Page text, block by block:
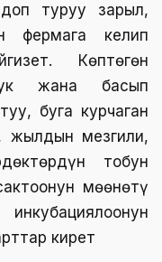
туруу зарыл,
фермага келип
Көптөгөн
жана басып
буга курчаган
жылдын мезгили,
тобун
мөөнөтү
кирет